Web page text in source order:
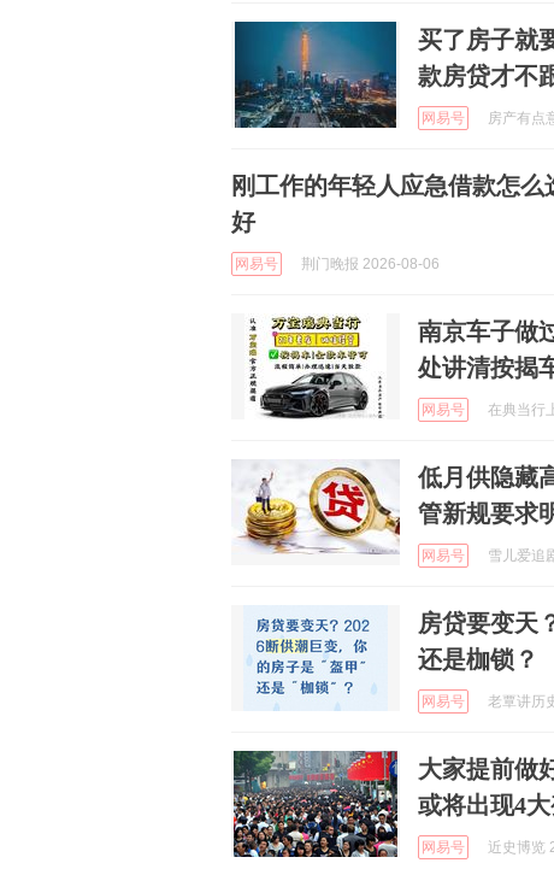
买了房子就
款房贷才不
网易号 房产有点
刚工作的年轻人应急借款怎
好
网易号 荆门晚报 2026-08-06
南京车子做
处讲清按揭
网易号 在典当行
低月供隐藏
管新规要求
网易号 雪儿爱追
房贷要变天
还是枷锁？
网易号 老覃讲历
大家提前做
或将出现4
网易号 近史博览